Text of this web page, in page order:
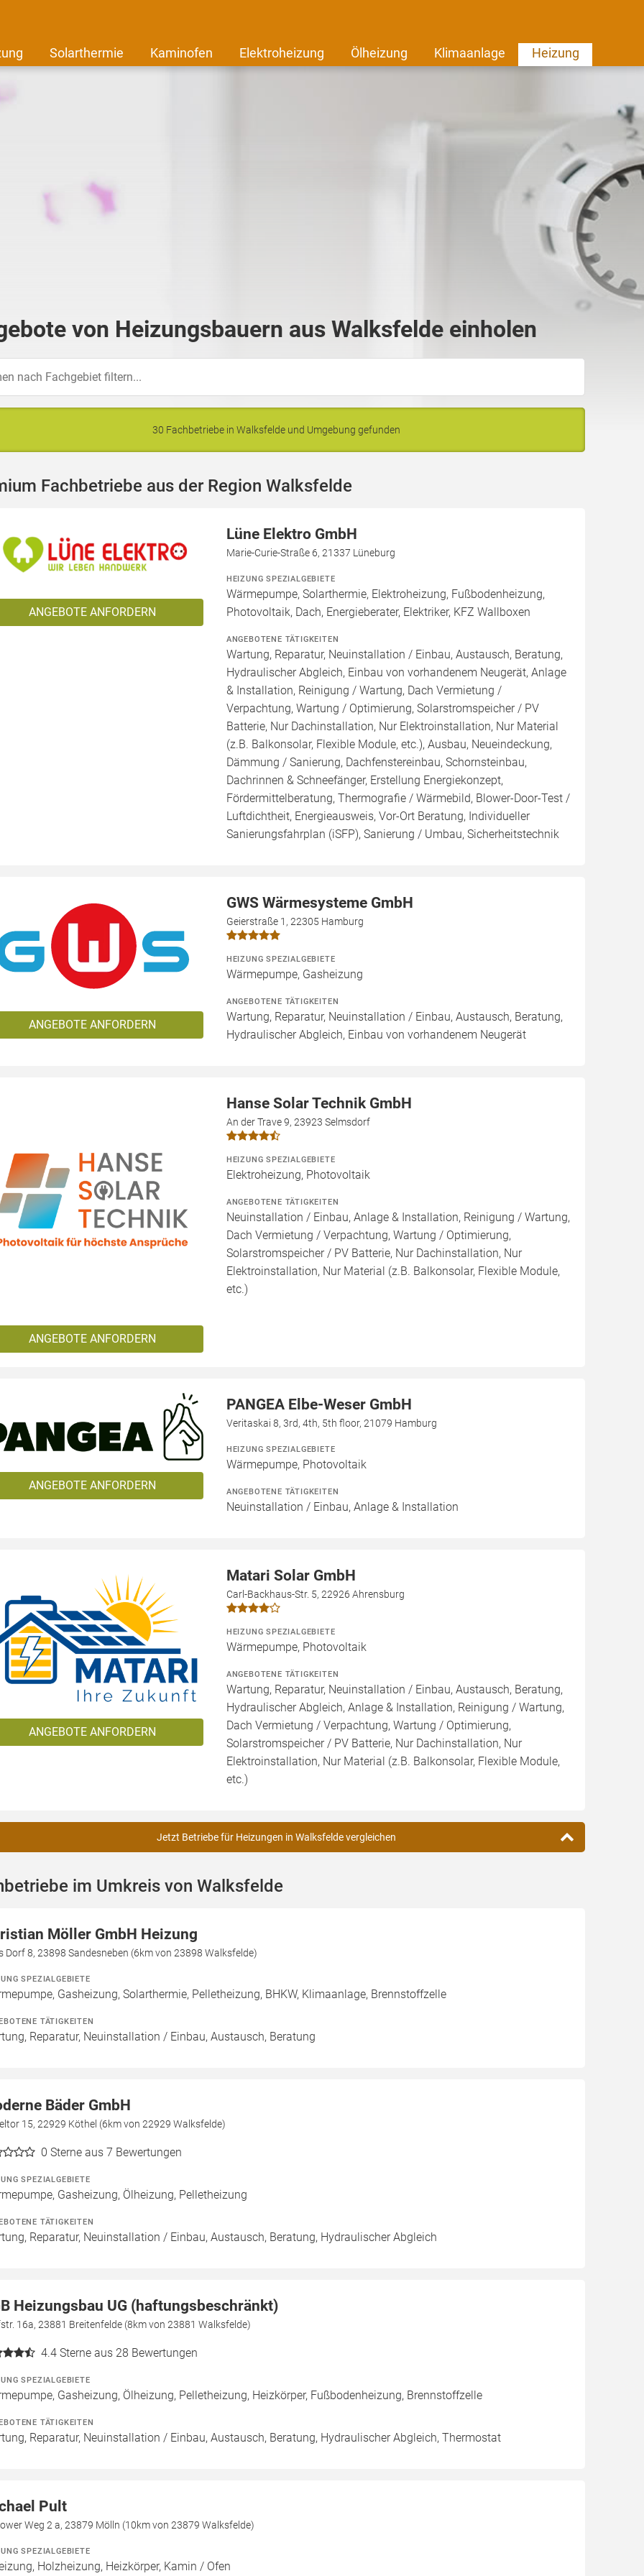
Solarthermie Kaminofen Elektroheizung Ölheizung Klimaanlage Heizung
von Heizungsbauern aus Walksfelde einholen
30 Fachbetriebe in Walksfelde und Umgebung gefunden
Fachbetriebe aus der Region Walksfelde
ANGEBOTE ANFORDERN
Lüne Elektro GmbH
Marie-Curie-Straße 6, 21337 Lüneburg
HEIZUNG SPEZIALGEBIETE
Wärmepumpe, Solarthermie, Elektroheizung, Fußbodenheizung,
Photovoltaik, Dach, Energieberater, Elektriker, KFZ Wallboxen
ANGEBOTENE TÄTIGKEITEN
Wartung, Reparatur, Neuinstallation / Einbau, Austausch, Beratung,
Hydraulischer Abgleich, Einbau von vorhandenem Neugerät, Anlage
& Installation, Reinigung / Wartung, Dach Vermietung /
Verpachtung, Wartung / Optimierung, Solarstromspeicher / PV
Batterie, Nur Dachinstallation, Nur Elektroinstallation, Nur Material
(z.B. Balkonsolar, Flexible Module, etc.), Ausbau, Neueindeckung,
Dämmung / Sanierung, Dachfenstereinbau, Schornsteinbau,
Dachrinnen & Schneefänger, Erstellung Energiekonzept,
Fördermittelberatung, Thermografie / Wärmebild, Blower-Door-Test /
Luftdichtheit, Energieausweis, Vor-Ort Beratung, Individueller
Sanierungsfahrplan (iSFP), Sanierung / Umbau, Sicherheitstechnik
ANGEBOTE ANFORDERN
GWS Wärmesysteme GmbH
Geierstraße 1, 22305 Hamburg
HEIZUNG SPEZIALGEBIETE
Wärmepumpe, Gasheizung
ANGEBOTENE TÄTIGKEITEN
Wartung, Reparatur, Neuinstallation / Einbau, Austausch, Beratung,
Hydraulischer Abgleich, Einbau von vorhandenem Neugerät
ANGEBOTE ANFORDERN
Hanse Solar Technik GmbH
An der Trave 9, 23923 Selmsdorf
HEIZUNG SPEZIALGEBIETE
Elektroheizung, Photovoltaik
ANGEBOTENE TÄTIGKEITEN
Neuinstallation / Einbau, Anlage & Installation, Reinigung / Wartung,
Dach Vermietung / Verpachtung, Wartung / Optimierung,
Solarstromspeicher / PV Batterie, Nur Dachinstallation, Nur
Elektroinstallation, Nur Material (z.B. Balkonsolar, Flexible Module,
etc.)
ANGEBOTE ANFORDERN
PANGEA Elbe-Weser GmbH
Veritaskai 8, 3rd, 4th, 5th floor, 21079 Hamburg
HEIZUNG SPEZIALGEBIETE
Wärmepumpe, Photovoltaik
ANGEBOTENE TÄTIGKEITEN
Neuinstallation / Einbau, Anlage & Installation
ANGEBOTE ANFORDERN
Matari Solar GmbH
Carl-Backhaus-Str. 5, 22926 Ahrensburg
HEIZUNG SPEZIALGEBIETE
Wärmepumpe, Photovoltaik
ANGEBOTENE TÄTIGKEITEN
Wartung, Reparatur, Neuinstallation / Einbau, Austausch, Beratung,
Hydraulischer Abgleich, Anlage & Installation, Reinigung / Wartung,
Dach Vermietung / Verpachtung, Wartung / Optimierung,
Solarstromspeicher / PV Batterie, Nur Dachinstallation, Nur
Elektroinstallation, Nur Material (z.B. Balkonsolar, Flexible Module,
etc.)
Jetzt Betriebe für Heizungen in Walksfelde vergleichen
im Umkreis von Walksfelde
Möller GmbH Heizung
Dorf 8, 23898 Sandesneben (6km von 23898 Walksfelde)
SPEZIALGEBIETE
Gasheizung, Solarthermie, Pelletheizung, BHKW, Klimaanlage, Brennstoffzelle
TÄTIGKEITEN
Reparatur, Neuinstallation / Einbau, Austausch, Beratung
Bäder GmbH
15, 22929 Köthel (6km von 22929 Walksfelde)
0 Sterne aus 7 Bewertungen
SPEZIALGEBIETE
Gasheizung, Ölheizung, Pelletheizung
TÄTIGKEITEN
Reparatur, Neuinstallation / Einbau, Austausch, Beratung, Hydraulischer Abgleich
Heizungsbau UG (haftungsbeschränkt)
16a, 23881 Breitenfelde (8km von 23881 Walksfelde)
4.4 Sterne aus 28 Bewertungen
SPEZIALGEBIETE
Gasheizung, Ölheizung, Pelletheizung, Heizkörper, Fußbodenheizung, Brennstoffzelle
TÄTIGKEITEN
Reparatur, Neuinstallation / Einbau, Austausch, Beratung, Hydraulischer Abgleich, Thermostat
Pult
Weg 2 a, 23879 Mölln (10km von 23879 Walksfelde)
SPEZIALGEBIETE
Holzheizung, Heizkörper, Kamin / Ofen